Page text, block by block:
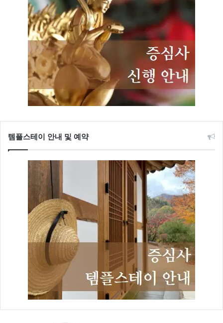
템플스테이 안내 및 예약